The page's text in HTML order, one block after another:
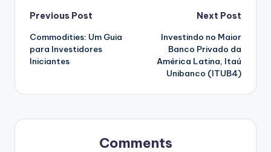
Post
navigation
Previous Post
Commodities: Um Guia
para Investidores
Iniciantes
Next Post
Investindo no Maior
Banco Privado da
América Latina, Itaú
Unibanco (ITUB4)
Comments